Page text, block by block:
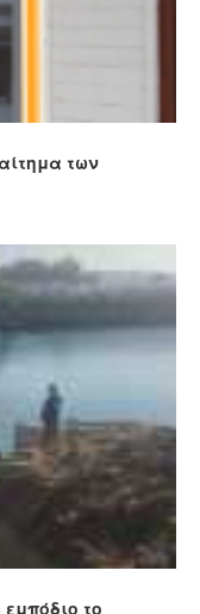
των
το